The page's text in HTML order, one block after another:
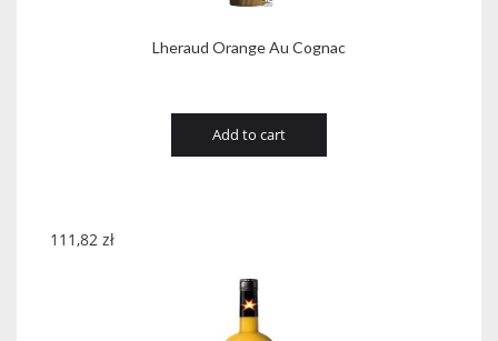
Lheraud Orange Au Cognac
Add to cart
111,82 zł